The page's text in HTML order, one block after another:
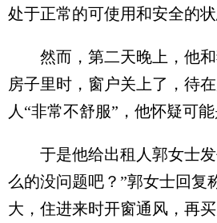
处于正常的可使用和安全的状
然而，第二天晚上，他和
房子里时，窗户关上了，待
人“非常不舒服”，他怀疑可能
于是他给出租人郭女士发
么的没问题吧？”郭女士回复
大，住进来时开窗通风，再